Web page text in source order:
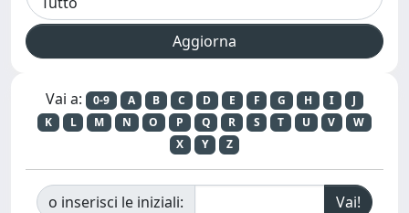
Vai a: 0-9 A B C D E F G H I
J
K
L M N O P Q R S T U V
W
X
Y Z
o inserisci le iniziali: